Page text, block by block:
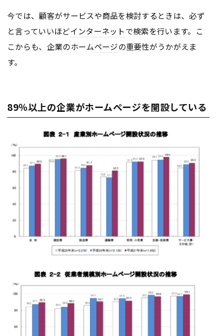
今では、顧客がサービスや商品を検討するときは、必ず
と言っていいほどインターネットで検索を行います。こ
こからも、企業のホームページの重要性がうかがえま
す。
89％以上の企業がホームページを開設している